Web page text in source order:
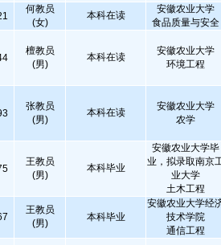
何教员
(女)
本科在读
安徽农业大学
食品质量与安全
檀教员
(男)
本科在读
安徽农业大学
环境工程
张教员
(男)
本科在读
安徽农业大学
农学
王教员
(男)
本科毕业
安徽农业大学毕
业，拟录取南京
业大学
土木工程
王教员
(男)
本科毕业
安徽农业大学经
技术学院
通信工程